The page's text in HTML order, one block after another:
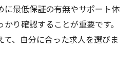
に最低保証の有無やサポート体
り確認することが重要です。
て、自分に合った求人を選びま